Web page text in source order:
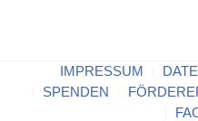
IMPRESSUM
SPENDEN